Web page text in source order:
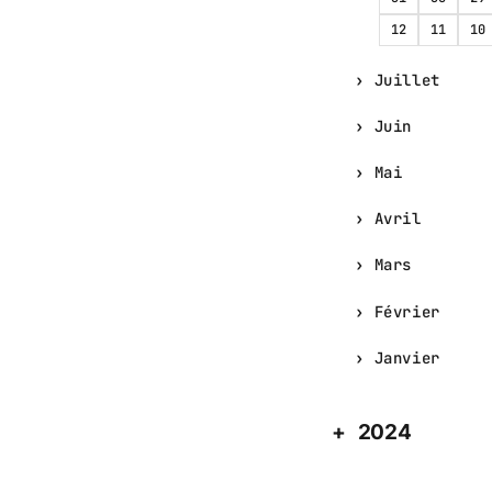
12
11 10
Juillet
Juin
Mai
Avril
Mars
Février
Janvier
2024